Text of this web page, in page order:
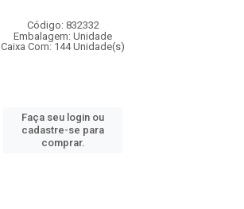
Código: 832332
Embalagem: Unidade
Caixa Com: 144 Unidade(s)
Faça seu login ou
cadastre-se para
comprar.